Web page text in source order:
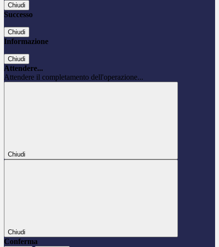
Chiudi
Successo
Chiudi
Informazione
Chiudi
Attendere...
Attendere il completamento dell'operazione...
Chiudi
Chiudi
Conferma